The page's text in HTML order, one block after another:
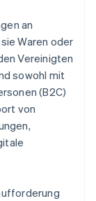
an
Waren oder
Vereinigten
sowohl mit
(B2C)
von